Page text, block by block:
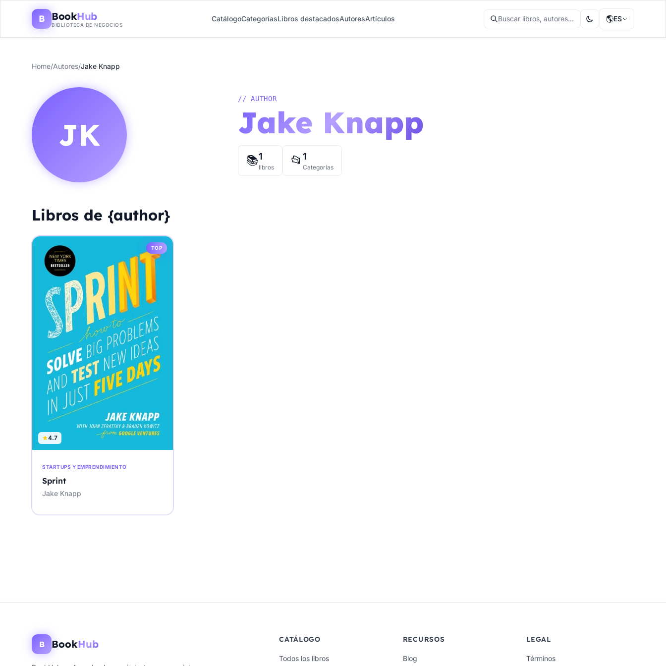
B BookHub
BIBLIOTECA DE NEGOCIOS
CatálogoCategoríasLibros destacadosAutoresArtículos Buscar libros, autores... 🌎ES
Home/Autores/Jake Knapp
JK
// AUTHOR
Jake Knapp
📚1
libros 📂 1
Categorías
Libros de {author}
TOP
4.7
STARTUPS Y EMPRENDIMIENTO
Sprint
Jake Knapp
B BookHub CATÁLOGO
Todos los libros
RECURSOS
Blog
LEGAL
Términos